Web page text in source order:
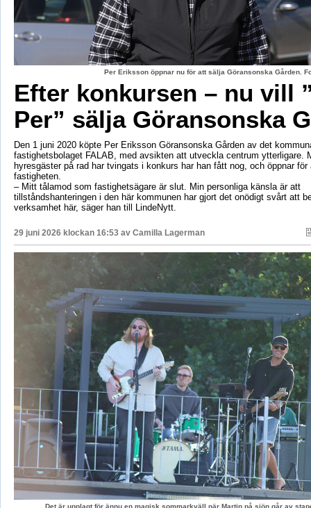
Per Eriksson öppnar nu för att sälja Göransonska Gården.
Efter konkursen – nu vill
Per” sälja Göransonska
Den 1 juni 2020 köpte Per Eriksson Göransonska Gården av det
fastighetsbolaget FALAB, med avsikten att utveckla centrum ytterligare.
hyresgäster på rad har tvingats i konkurs har han fått nog, och öppnar för
fastigheten.
– Mitt tålamod som fastighetsägare är slut. Min personliga känsla är att
tillståndshanteringen i den här kommunen har gjort det onödigt svårt att
verksamhet här, säger han till LindeNytt.
29 juni 2026 klockan 16:53 av Camilla Lagerman